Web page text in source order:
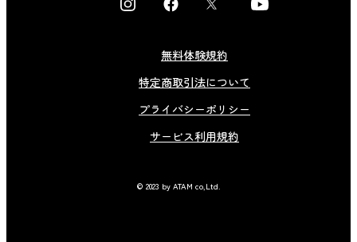
a
g
e
b
o
k
無料体験規約
特定商取引法について
プライバシーポリシー
サービス利用規約
© 2023 by ATAM co,Ltd.